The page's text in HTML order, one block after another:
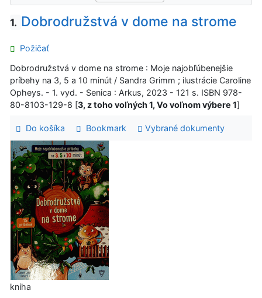
1. Dobrodružstvá v dome na strome
Požičať
Dobrodružstvá v dome na strome : Moje najobľúbenejšie
príbehy na 3, 5 a 10 minút / Sandra Grimm ; ilustrácie Caroline
Opheys. - 1. vyd. - Senica : Arkus, 2023 - 121 s. ISBN 978-
80-8103-129-8 [3, z toho voľných 1, Vo voľnom výbere 1]
Do košíka Bookmark Vybrané dokumenty
kniha